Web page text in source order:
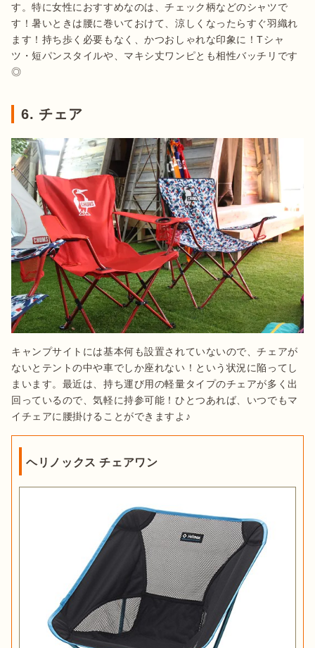
す。特に女性におすすめなのは、チェック柄などのシャツで
す！暑いときは腰に巻いておけて、涼しくなったらすぐ羽織れ
ます！持ち歩く必要もなく、かつおしゃれな印象に！Tシャ
ツ・短パンスタイルや、マキシ丈ワンピとも相性バッチリです
◎
6. チェア
キャンプサイトには基本何も設置されていないので、チェアが
ないとテントの中や車でしか座れない！という状況に陥ってし
まいます。最近は、持ち運び用の軽量タイプのチェアが多く出
回っているので、気軽に持参可能！ひとつあれば、いつでもマ
イチェアに腰掛けることができますよ♪
ヘリノックス チェアワン